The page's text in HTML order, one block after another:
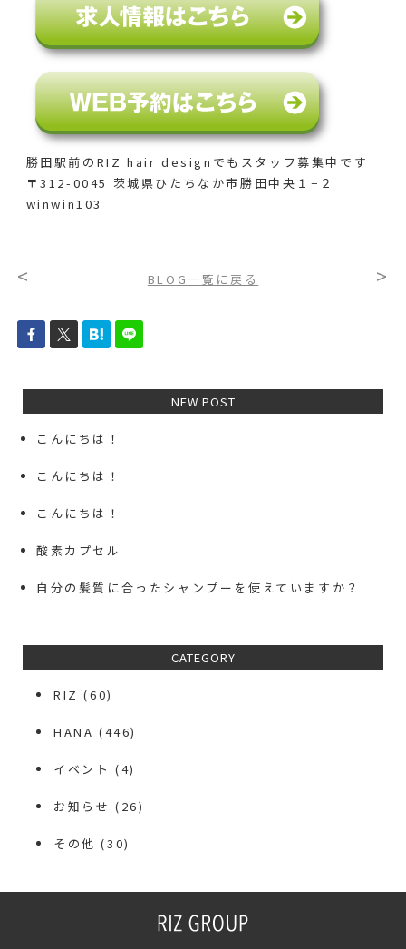
勝田駅前のRIZ hair designでも スタッフ募集中です
〒312-0045 茨城県ひたちなか市勝田中央１−２
winwin103
< BLOG一覧に戻る >
NEW POST
こんにちは！
こんにちは！
こんにちは！
酸素カプセル
自分の髪質に合ったシャンプーを使えていますか？
CATEGORY
RIZ (60)
HANA (446)
イベント (4)
お知らせ (26)
その他 (30)